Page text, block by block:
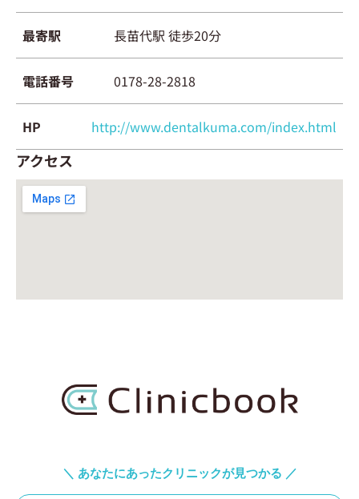
最寄駅 長苗代駅 徒歩20分
電話番号 0178-28-2818
HP http://www.dentalkuma.com/index.html
アクセス
＼ あなたにあったクリニックが見つかる ／